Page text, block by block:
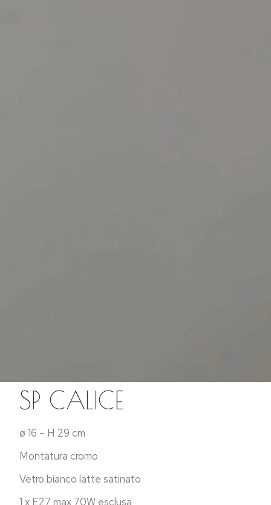
SP CALICE
ø 16 – H 29 cm
Montatura cromo
Vetro bianco latte satinato
1 x E27 max 70W esclusa